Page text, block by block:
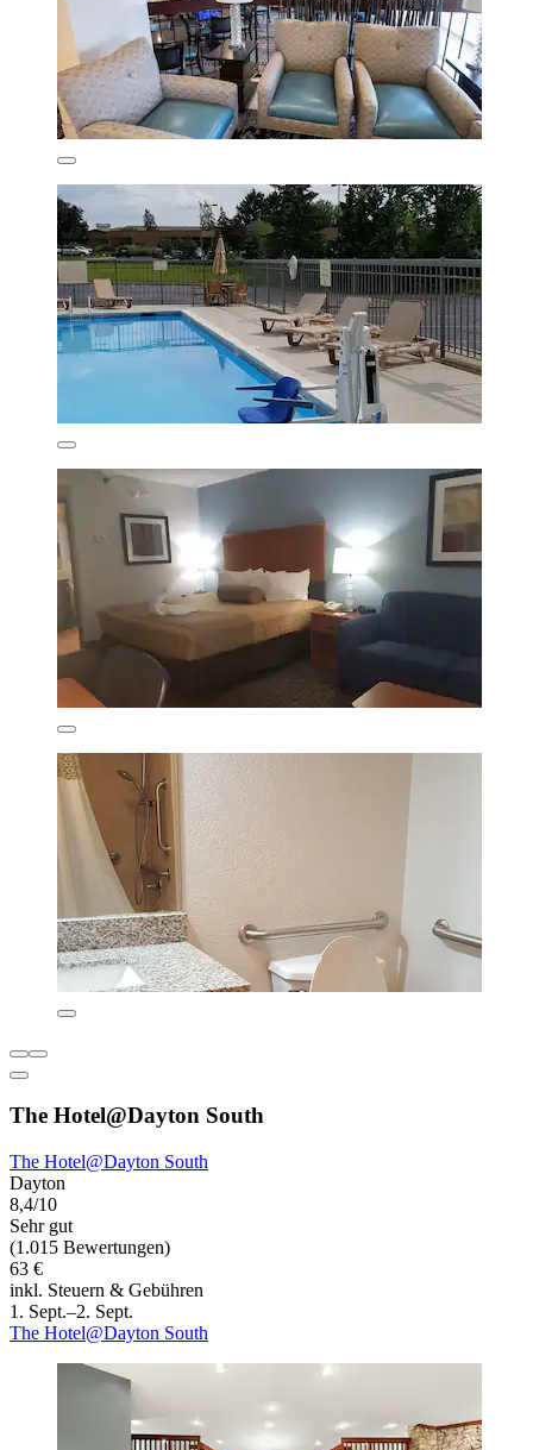
The Hotel@Dayton South
The Hotel@Dayton South
Dayton
8,4/10
Sehr gut
(1.015 Bewertungen)
63 €
inkl. Steuern & Gebühren
1. Sept.–2. Sept.
The Hotel@Dayton South